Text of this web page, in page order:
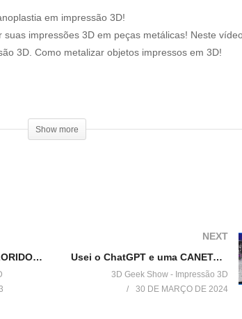
em impressão 3D!
impressões 3D em peças metálicas! Neste
3D. Como metalizar objetos impressos em 3D!
Show more
Como IMPRIMIR 3D COLORIDO nas impressoras 3D K1 e K1 MAX da Creality
NEXT
Usei o ChatGPT e uma CANETA na minha IMPRESSORA 3D pra escrever igual HUMANO!
3D Geek Show - Impressão 3D
30 DE MARÇO DE 2024